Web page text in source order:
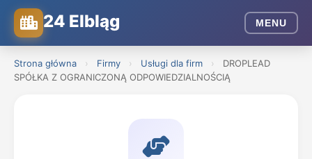
24 Elbląg MENU
Strona główna › Firmy › Usługi dla firm ›
DROPLEAD
SPÓŁKA Z OGRANICZONĄ ODPOWIEDZIALNOŚCIĄ